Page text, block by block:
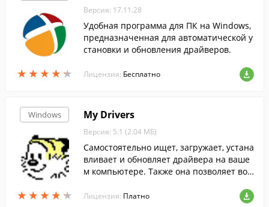
★ ★ ★ ★ ★
★ ★ ★ ★ ★
Версия: 17.11.28
Удобная программа для ПК на Windows,
предназначенная для автоматической у
становки и обновления драйверов.
Лицензия: Бесплатно
Windows
★ ★ ★ ★ ★
★ ★ ★ ★ ★
My Drivers
Версия: 5.1 (2.04 МБ)
Самостоятельно ищет, загружает, устана
вливает и обновляет драйвера на ваше
м компьютере. Также она позволяет вос
ра, если с новой возникли проблемы.
Лицензия: Платно